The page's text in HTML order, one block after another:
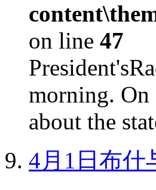
on line 47
morning.
about the
4月1日布什